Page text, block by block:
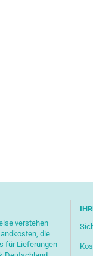
verstehen
die
für Lieferungen